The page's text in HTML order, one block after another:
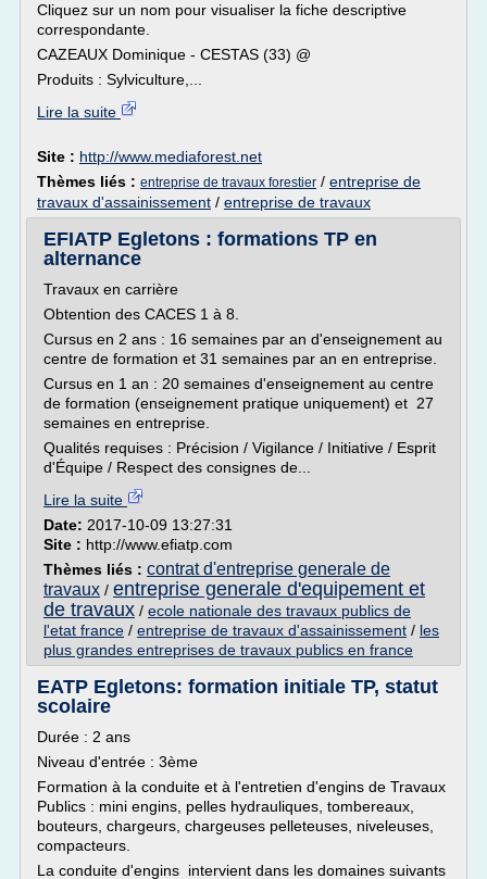
Cliquez sur un nom pour visualiser la fiche descriptive
correspondante.
CAZEAUX Dominique - CESTAS (33) @
Produits : Sylviculture,...
Lire la suite
Site : http://www.mediaforest.net
Thèmes liés : entreprise de travaux forestier / entreprise de
travaux d'assainissement / entreprise de travaux
EFIATP Egletons : formations TP en
alternance
Travaux en carrière
Obtention des CACES 1 à 8.
Cursus en 2 ans : 16 semaines par an d'enseignement au
centre de formation et 31 semaines par an en entreprise.
Cursus en 1 an : 20 semaines d'enseignement au centre
de formation (enseignement pratique uniquement) et 27
semaines en entreprise.
Qualités requises : Précision / Vigilance / Initiative / Esprit
d'Équipe / Respect des consignes de...
Lire la suite
Date: 2017-10-09 13:27:31
Site : http://www.efiatp.com
Thèmes liés : contrat d'entreprise generale de
travaux / entreprise generale d'equipement et
de travaux / ecole nationale des travaux publics de
l'etat france / entreprise de travaux d'assainissement / les
plus grandes entreprises de travaux publics en france
EATP Egletons: formation initiale TP, statut
scolaire
Durée : 2 ans
Niveau d'entrée : 3ème
Formation à la conduite et à l'entretien d'engins de Travaux
Publics : mini engins, pelles hydrauliques, tombereaux,
bouteurs, chargeurs, chargeuses pelleteuses, niveleuses,
compacteurs.
La conduite d'engins intervient dans les domaines suivants